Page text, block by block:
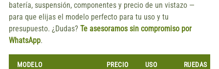
batería, suspensión, componentes y precio de un vistazo —
para que elijas el modelo perfecto para tu uso y tu
presupuesto. ¿Dudas? Te asesoramos sin compromiso por
WhatsApp.
MODELO PRECIO USO RUEDAS